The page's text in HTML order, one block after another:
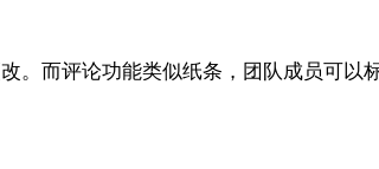
。而评论功能类似纸条，团队成员可以